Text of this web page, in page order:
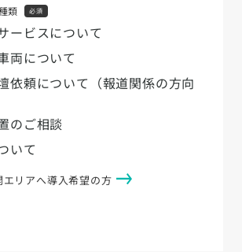
類 必須
ービスについて
両について
依頼について（報道関係の方向
のご相談
いて
リアへ導入希望の方